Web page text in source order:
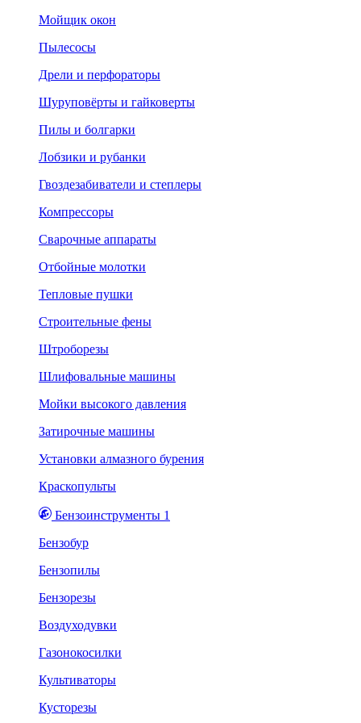
Мойщик окон
Пылесосы
Дрели и перфораторы
Шуруповёрты и гайковерты
Пилы и болгарки
Лобзики и рубанки
Гвоздезабиватели и степлеры
Компрессоры
Сварочные аппараты
Отбойные молотки
Тепловые пушки
Строительные фены
Штроборезы
Шлифовальные машины
Мойки высокого давления
Затирочные машины
Установки алмазного бурения
Краскопульты
Бензоинструменты 1
Бензобур
Бензопилы
Бензорезы
Воздуходувки
Газонокосилки
Культиваторы
Кусторезы